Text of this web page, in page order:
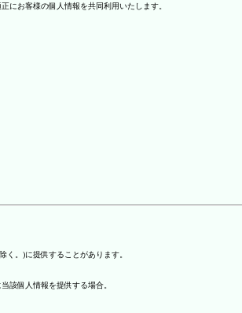
にお客様の個人情報を共同利用いたします。
く。)に提供することがあります。
該個人情報を提供する場合。